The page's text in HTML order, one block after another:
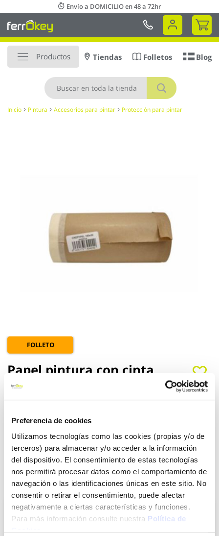
Preferencia de cookies
Utilizamos tecnologías como las cookies (propias y/o de
terceros) para almacenar y/o acceder a la información
del dispositivo. El consentimiento de estas tecnologías
nos permitirá procesar datos como el comportamiento de
navegación o las identificaciones únicas en este sitio. No
consentir o retirar el consentimiento, puede afectar
negativamente a ciertas características y funciones.
Para más información consulte nuestra Política de
al
contenido
Envío a DOMICILIO en 48 a 72hr
Mi
Productos
Buscar
Tiendas Folletos Blog
Inicio Pintura Accesorios para pintar Protección para pintar
FOLLETO
Papel pintura con cinta
krepp movacen
crepypel01520c
Movacen
Saltar
al
de
galería
de
También te puede interesar